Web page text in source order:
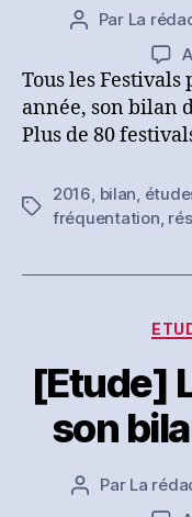
Auteur
l’article
Par La
Tous les
année, son bilan
Plus de 80
Étiquettes
2016 bilan
fréquentation
[Etude]
son
Auteur
Par La